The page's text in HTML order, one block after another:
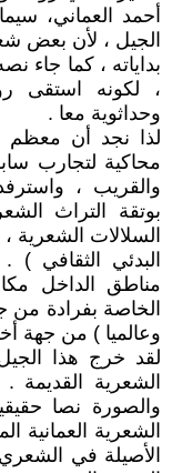
أحمد العماني،
الجيل ، لأن بعض
بداياته ، كما جاء
، لكونه استقى
وحداثوية معا .
لذا نجد أن معظم
محاكية لتجارب
والقريب ،
بوتقة التراث
السلالات الشعرية
البدئي الثقافي )
مناطق الداخل
الخاصة بفرادة من
وعالميا ) من جهة
لقد خرج هذا
الشعرية القديمة
والصورة نصا
الشعرية العمانية
الأصيلة في